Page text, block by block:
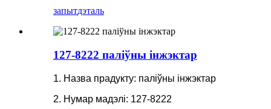
запытдэталь
127-8222 паліўны інжэктар
1. Назва прадукту: паліўны інжэктар
2. Нумар мадэлі: 127-8222